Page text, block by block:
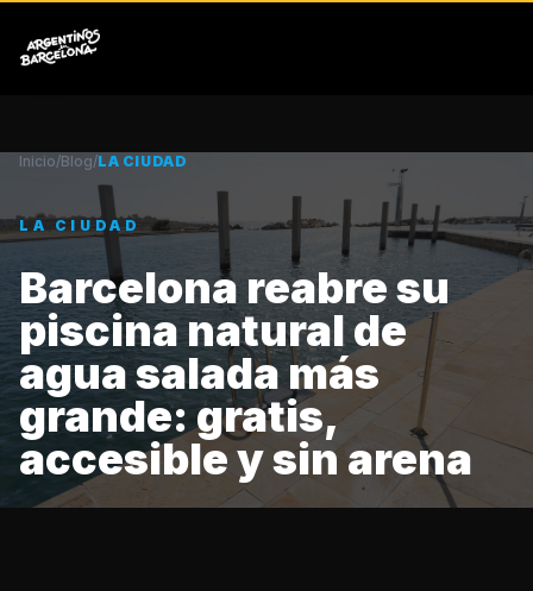
Inicio/Blog/LA CIUDAD
LA CIUDAD
Barcelona reabre su
piscina natural de
agua salada más
grande: gratis,
accesible y sin arena